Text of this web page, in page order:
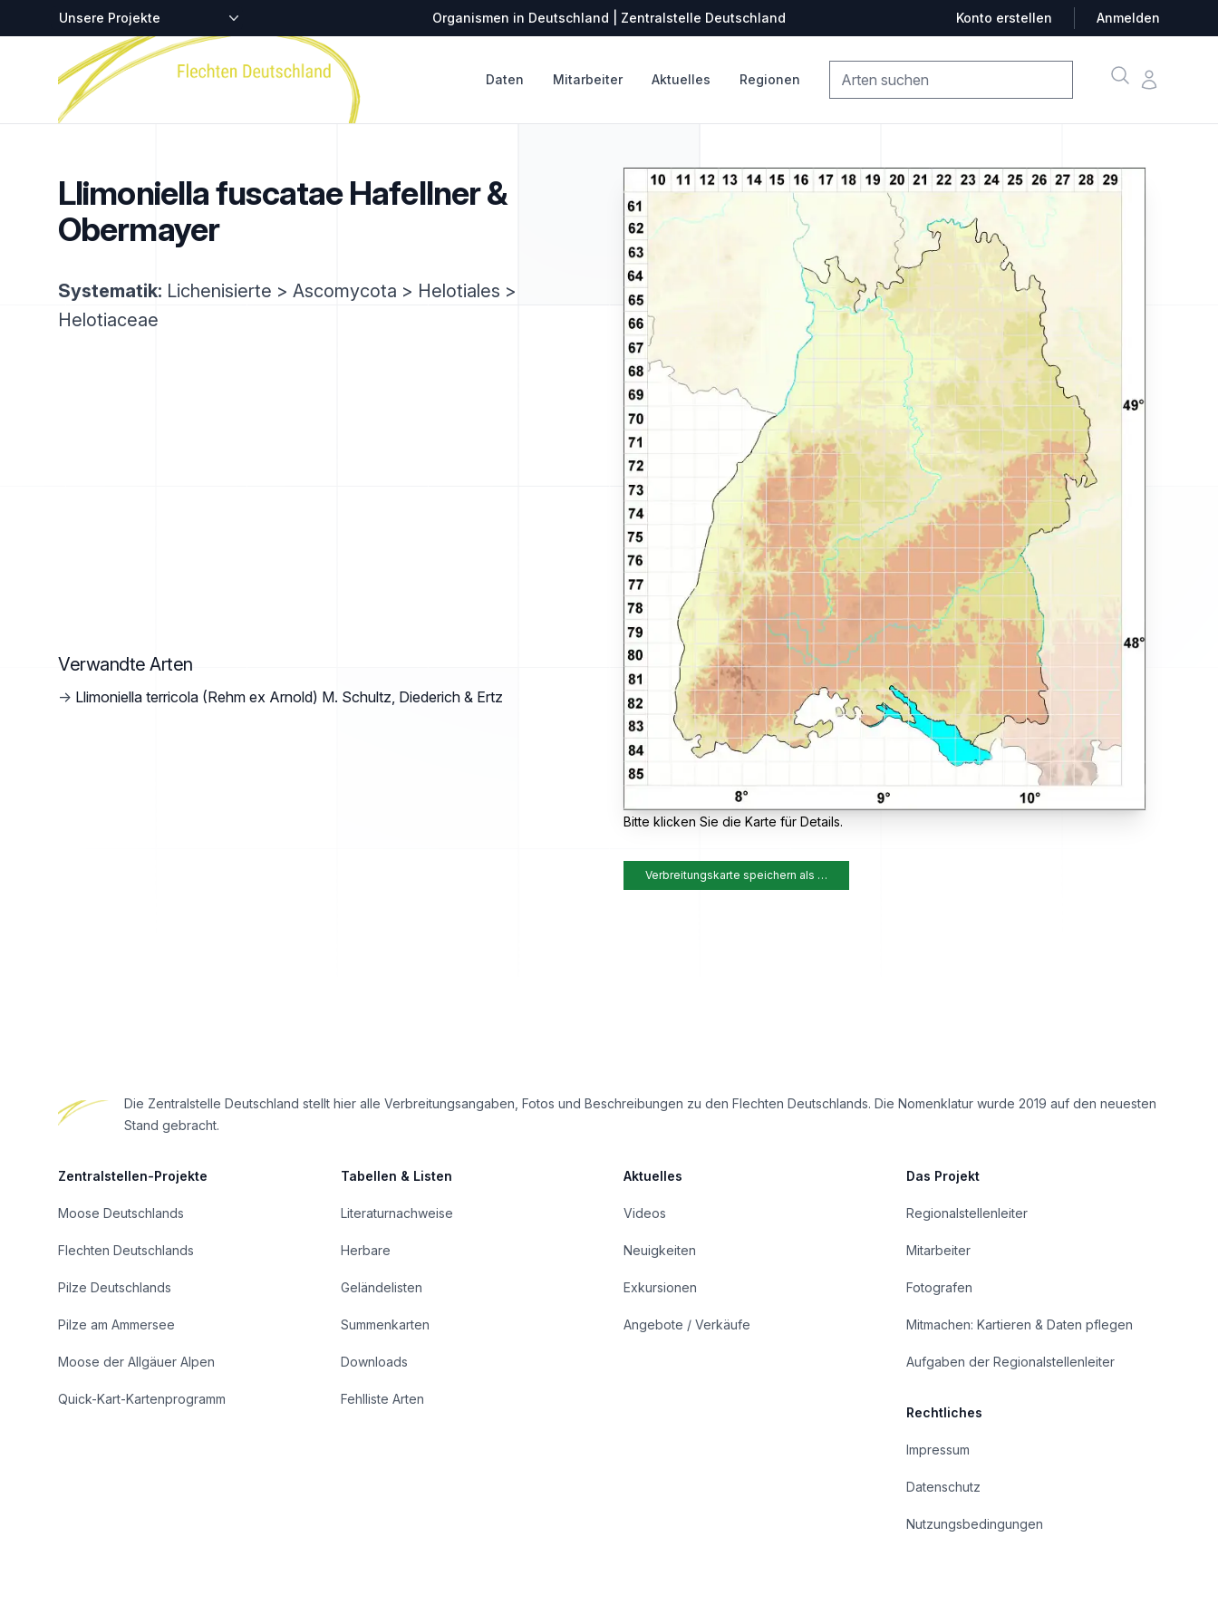
Zentralstellen-Projekte Organismen in Deutschland | Zentralstelle Deutschland Konto erstellen Anmelden
Startseite
Daten Mitarbeiter Aktuelles Regionen SucheKonto
Llimoniella fuscatae Hafellner &
Obermayer
Systematik: Lichenisierte > Ascomycota > Helotiales >
Helotiaceae
Bitte klicken Sie die Karte für Details.
Verbreitungskarte speichern als …
Verwandte Arten
→ Llimoniella terricola (Rehm ex Arnold) M. Schultz, Diederich & Ertz
Die Zentralstelle Deutschland stellt hier alle Verbreitungsangaben, Fotos und Beschreibungen zu den Flechten Deutschlands. Die Nomenklatur wurde 2019 auf den neuesten
Stand gebracht.
Zentralstellen-Projekte
Moose Deutschlands
Flechten Deutschlands
Pilze Deutschlands
Pilze am Ammersee
Moose der Allgäuer Alpen
Quick-Kart-Kartenprogramm
Tabellen & Listen
Literaturnachweise
Herbare
Geländelisten
Summenkarten
Downloads
Fehlliste Arten
Aktuelles
Videos
Neuigkeiten
Exkursionen
Angebote / Verkäufe
Das Projekt
Regionalstellenleiter
Mitarbeiter
Fotografen
Mitmachen: Kartieren & Daten pflegen
Aufgaben der Regionalstellenleiter
Rechtliches
Impressum
Datenschutz
Nutzungsbedingungen